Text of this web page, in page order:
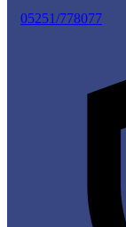
05251/778077